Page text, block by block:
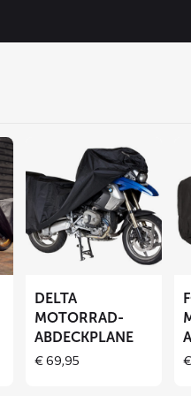
lesen
über
DELTA
Motorrad-
Abdeckplane
DELTA
MOTORRAD-
ABDECKPLANE
€69,95 €